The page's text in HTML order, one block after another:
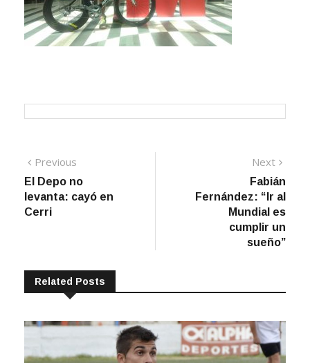
Navegación
de
entradas
Previous
post:
El Depo no
levanta: cayó en
Cerri
Next
Fabián
Fernández: “Ir al
Mundial es
cumplir un
sueño”
Related Posts